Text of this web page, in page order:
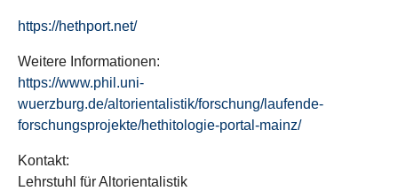
https://hethport.net/
Weitere Informationen:
https://www.phil.uni-
wuerzburg.de/altorientalistik/forschung/laufende-
forschungsprojekte/hethitologie-portal-mainz/
Kontakt:
Lehrstuhl für Altorientalistik